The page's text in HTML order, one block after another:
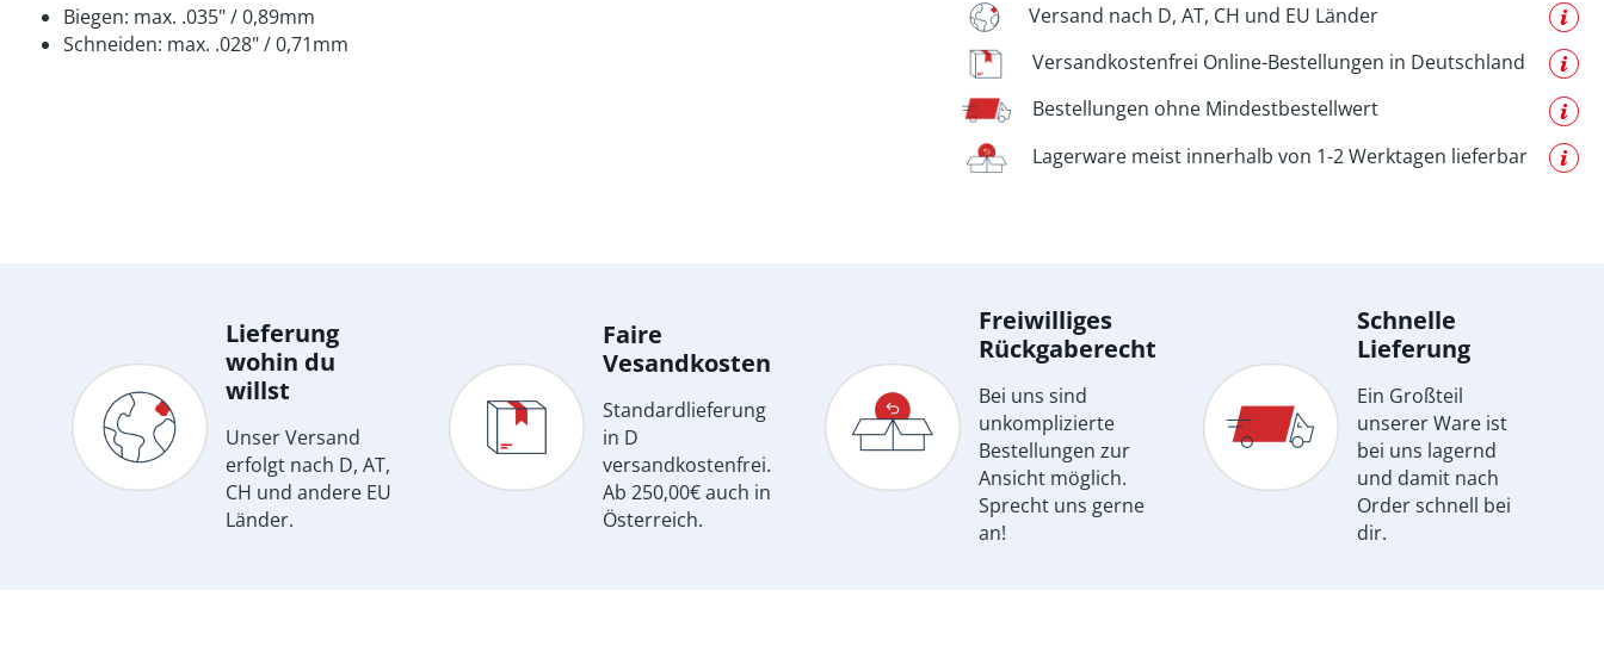
Biegen: max. .035" / 0,89mm
Schneiden: max. .028" / 0,71mm
Versand nach D, AT, CH und EU Länder
Versandkostenfrei Online-Bestellungen in Deutschland
Bestellungen ohne Mindestbestellwert
Lagerware meist innerhalb von 1-2 Werktagen lieferbar
Lieferung
wohin du
willst
Unser Versand
erfolgt nach D, AT,
CH und andere EU
Länder.
Faire
Vesandkosten
Standardlieferung
in D
versandkostenfrei.
Ab 250,00€ auch in
Österreich.
Freiwilliges
Rückgaberecht
Bei uns sind
unkomplizierte
Bestellungen zur
Ansicht möglich.
Sprecht uns gerne
an!
Schnelle
Lieferung
Ein Großteil
unserer Ware ist
bei uns lagernd
und damit nach
Order schnell bei
dir.